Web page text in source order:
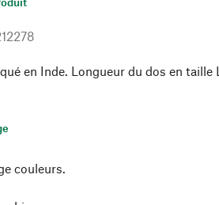
en Inde. Longueur du dos en taille L
couleurs.